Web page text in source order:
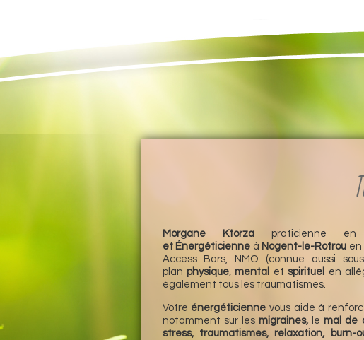
Morgane Ktorzapraticienne
et Énergéticienne à Nogent-le-Rotrou en
Access Bars, NMO (connue aussi
plan physique,mental etspirituel en
également tous les traumatismes.
Votre énergéticienne vous aide à
notamment sur les migraines,lemal de
stress, traumatismes, relaxation,